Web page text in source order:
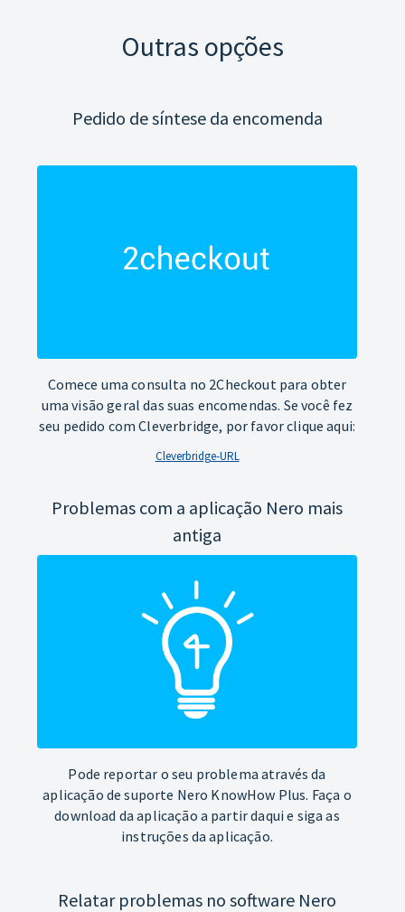
Outras opções
Pedido de síntese da encomenda
Comece uma consulta no 2Checkout para obter
uma visão geral das suas encomendas. Se você fez
seu pedido com Cleverbridge, por favor clique aqui:
Cleverbridge-URL
Problemas com a aplicação Nero mais
antiga
Pode reportar o seu problema através da
aplicação de suporte Nero KnowHow Plus. Faça o
download da aplicação a partir daqui e siga as
instruções da aplicação.
Relatar problemas no software Nero